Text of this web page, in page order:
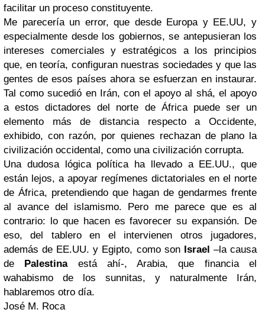
facilitar un proceso constituyente.
Me parecería un error, que desde Europa y EE.UU, y
especialmente desde los gobiernos, se antepusieran los
intereses comerciales y estratégicos a los principios
que, en teoría, configuran nuestras sociedades y que las
gentes de esos países ahora se esfuerzan en instaurar.
Tal como sucedió en Irán, con el apoyo al shá, el apoyo
a estos dictadores del norte de África puede ser un
elemento más de distancia respecto a Occidente,
exhibido, con razón, por quienes rechazan de plano la
civilización occidental, como una civilización corrupta.
Una dudosa lógica política ha llevado a EE.UU., que
están lejos, a apoyar regímenes dictatoriales en el norte
de África, pretendiendo que hagan de gendarmes frente
al avance del islamismo. Pero me parece que es al
contrario: lo que hacen es favorecer su expansión. De
eso, del tablero en el intervienen otros jugadores,
además de EE.UU. y Egipto, como son Israel –la causa
de Palestinaestá ahí-, Arabia, que financia el
wahabismo de los sunnitas, y naturalmente Irán,
hablaremos otro día.
José M. Roca